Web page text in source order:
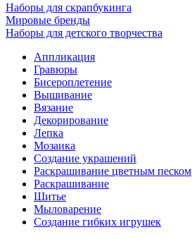
Наборы для скрапбукинга
Мировые бренды
Наборы для детского творчества
Аппликация
Гравюры
Бисероплетение
Вышивание
Вязание
Декорирование
Лепка
Мозаика
Создание украшений
Раскрашивание цветным песком
Раскрашивание
Шитье
Мыловарение
Создание гибких игрушек